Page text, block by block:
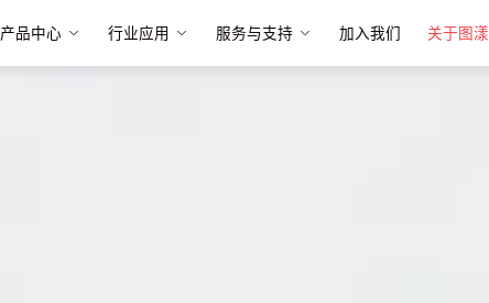
产品中心 行业应用 服务与支持 加入我们 关于图漾